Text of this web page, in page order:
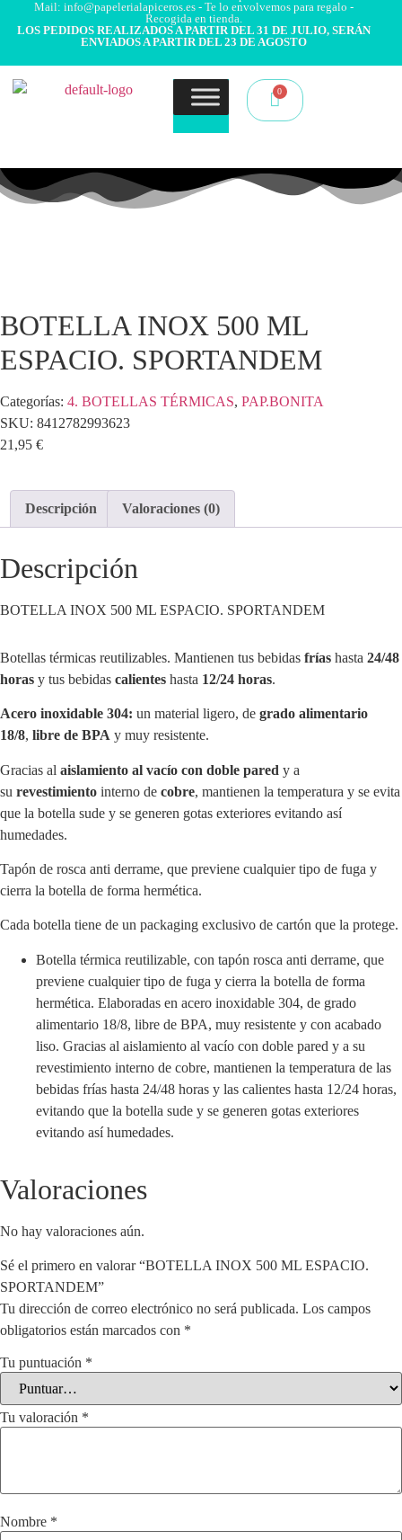
Mail: info@papelerialapiceros.es - Te lo envolvemos para regalo -
Recogida en tienda.
LOS PEDIDOS REALIZADOS A PARTIR DEL 31 DE JULIO, SERÁN
ENVIADOS A PARTIR DEL 23 DE AGOSTO
BOTELLA INOX 500 ML
ESPACIO. SPORTANDEM
Categorías: 4. BOTELLAS TÉRMICAS, PAP.BONITA
SKU: 8412782993623
21,95 €
Descripción Valoraciones (0)
Descripción
BOTELLA INOX 500 ML ESPACIO. SPORTANDEM
Botellas térmicas reutilizables. Mantienen tus bebidas frías hasta 24/48
horas y tus bebidas calientes hasta 12/24 horas.
Acero inoxidable 304: un material ligero, de grado alimentario
18/8, libre de BPA y muy resistente.
Gracias al aislamiento al vacío con doble pared y a
su revestimiento interno de cobre, mantienen la temperatura y se evita
que la botella sude y se generen gotas exteriores evitando así
humedades.
Tapón de rosca anti derrame, que previene cualquier tipo de fuga y
cierra la botella de forma hermética.
Cada botella tiene de un packaging exclusivo de cartón que la protege.
Botella térmica reutilizable, con tapón rosca anti derrame, que
previene cualquier tipo de fuga y cierra la botella de forma
hermética. Elaboradas en acero inoxidable 304, de grado
alimentario 18/8, libre de BPA, muy resistente y con acabado
liso. Gracias al aislamiento al vacío con doble pared y a su
revestimiento interno de cobre, mantienen la temperatura de las
bebidas frías hasta 24/48 horas y las calientes hasta 12/24 horas,
evitando que la botella sude y se generen gotas exteriores
evitando así humedades.
Valoraciones
No hay valoraciones aún.
Sé el primero en valorar “BOTELLA INOX 500 ML ESPACIO.
SPORTANDEM”
Tu dirección de correo electrónico no será publicada. Los campos
obligatorios están marcados con *
Tu puntuación *
Tu valoración *
Nombre *